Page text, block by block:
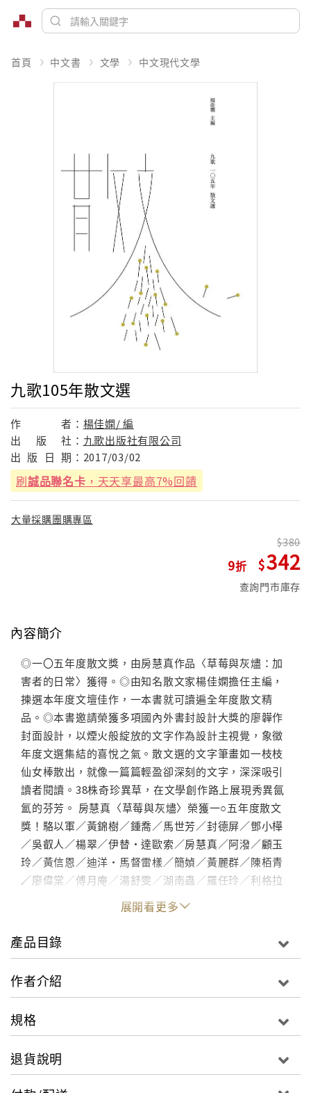
首頁 中文書 文學 中文現代文學
九歌105年散文選
作 者： 楊佳嫻/ 編
出
版 社： 九歌出版社有限公司
出 版 日 期： 2017/03/02
刷誠品聯名卡 ，天天享最高7%回饋
大量採購團購專區
9
380
342
查詢門市庫存
內容簡介
◎一〇五年度散文獎，由房慧真作品〈草莓與灰燼：加
害者的日常〉獲得。◎由知名散文家楊佳嫻擔任主編，
揀選本年度文壇佳作，一本書就可讀遍全年度散文精
品。◎本書邀請榮獲多項國內外書封設計大獎的廖韡作
封面設計，以煙火般綻放的文字作為設計主視覺，象徵
年度文選集結的喜悅之氣。散文選的文字筆畫如一枝枝
仙女棒散出，就像一篇篇輕盈卻深刻的文字，深深吸引
讀者閱讀。38株奇珍異草，在文學創作路上展現秀異氤
氳的芬芳。 房慧真〈草莓與灰燼〉榮獲一○五年度散文
獎！駱以軍／黃錦樹／鍾喬／馬世芳／封德屏／鄧小樺
／吳叡人／楊翠／伊替•達歐索／房慧真／阿潑／顧玉
玲／黃信恩／迪洋•馬督雷樣／簡媜／黃麗群／陳栢青
／廖偉棠／傅月庵／湯舒雯／湖南蟲／羅任玲／利格拉
樂．阿烏（女烏）／林俊頴／凌性傑／陳思宏／騷夏／
楊隸亞／李維菁／陸珊瑚／阿盛／謝曉虹／張郅忻／林
媽肴／王盛弘／林禹瑄／高翊峰／張亦絢一○五年是失望
之年，希望之年，踟躕之年，重置之年，臺灣經歷政治
的劇變。《九歌一〇五年散文選》製作一份帶有尋索樂
的含有個人情懷的抒發，性別議題的注目，或崩危年代
從三年級的阿盛到七、八年級的新銳作家，代表臺港現
代散文的中堅世代，囊括面向寬廣的多元主題：駱以
展開看更多
產品目錄
作者介紹
規格
退貨說明